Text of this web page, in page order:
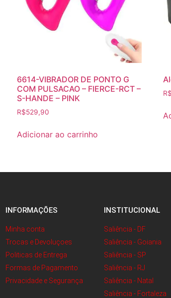
6614-VIBRADOR DE PONTO G
COM PULSACAO – FIERCE-RCT –
S-HANDE – PINK
R$529,90
Adicionar ao carrinho
R$
INFORMAÇÕES
Minha conta
Trocas e Devoluçoes
Politicas de Entrega
Formas de Pagamento
Privacidade e Segurança
INSTITUCIONAL
Saliência - DF
Saliência - Goiania
Saliência - SP
Saliência - RJ
Saliência - Natal
Saliência - Fortaleza